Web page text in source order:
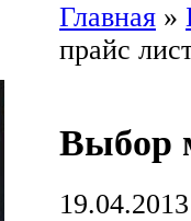
Главная »
прайс
Выбор
19.04.2013